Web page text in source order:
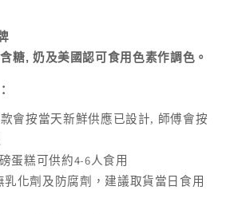
糖, 奶及美國認可食用色素作調色。
會按當天新鮮供應已設計, 師傅會按
蛋糕可供約4-6人食用
乳化劑及防腐劑，建議取貨當日食用